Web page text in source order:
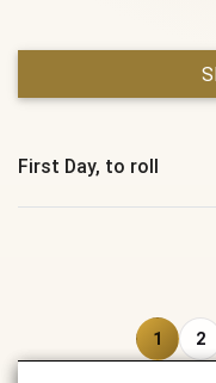
First Day, to roll
1 2